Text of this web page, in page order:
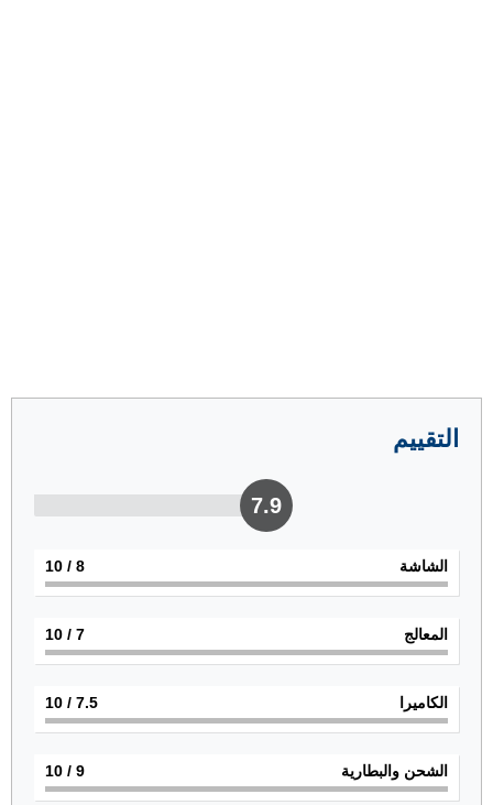
التقييم
7.9
الشاشة 8
/ 10
المعالج 7
/ 10
الكاميرا 7.5
/ 10
الشحن والبطارية 9
/ 10